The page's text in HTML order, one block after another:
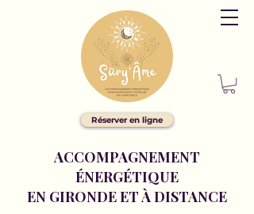
Réserver en ligne
ACCOMPAGNEMENT
ÉNERGÉTIQUE
EN GIRONDE ET À DISTANCE